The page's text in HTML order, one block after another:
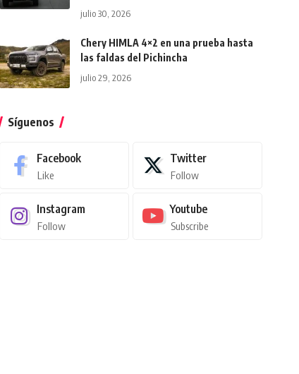
julio 30, 2026
Chery HIMLA 4×2 en una prueba hasta
las faldas del Pichincha
julio 29, 2026
Síguenos
Facebook
Like
Twitter
Follow
Instagram
Follow
Youtube
Subscribe